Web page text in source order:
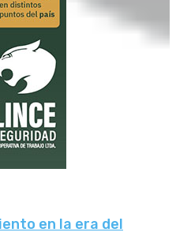
en la era del